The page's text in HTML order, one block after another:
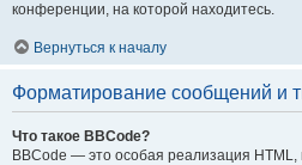
конференции, на которой находитесь.
Вернуться к началу
Форматирование сообщений и
Что такое BBCode?
BBCode — это особая реализация